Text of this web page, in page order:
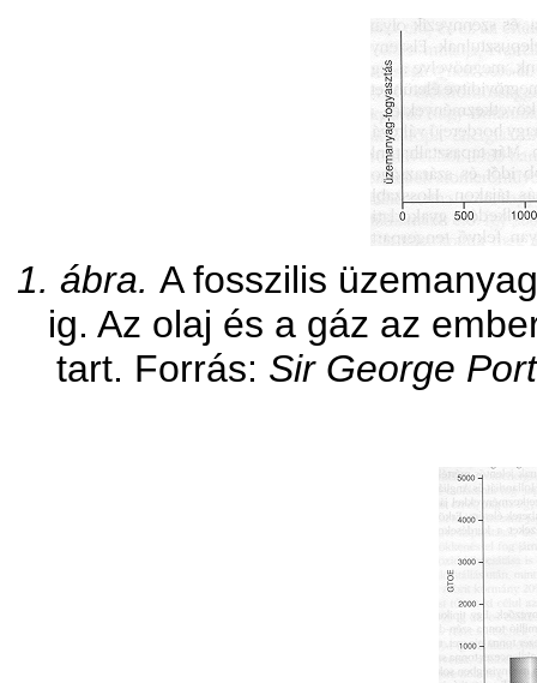
1. ábra. A fosszilis
ig. Az olaj és a gáz az
tart. Forrás: Sir George